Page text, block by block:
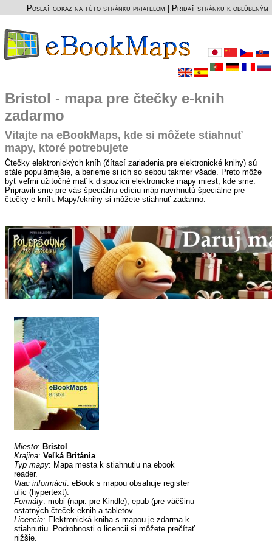
Poslať odkaz na túto stránku priateľom Pridať stránku k obľúbeným
Bristol - mapa pre čtečky e-knih
zadarmo
Vitajte na eBookMaps, kde si môžete stiahnuť
mapy, ktoré potrebujete
Čtečky elektronických kníh (čítací zariadenia pre elektronické knihy) sú
stále populárnejšie, a berieme si ich so sebou takmer všade. Preto môže
byť veľmi užitočné mať k dispozícii elektronické mapy miest, kde sme.
Pripravili sme pre vás špeciálnu edíciu máp navrhnutú špeciálne pre
čtečky e-kníh. Mapy/eknihy si môžete stiahnuť zadarmo.
Miesto: Bristol
Krajina:Veľká Británia
Typ mapy: Mapa mesta k stiahnutiu na ebook
reader.
Viac informácií: eBook s mapou obsahuje register
ulíc (hypertext).
Formáty: mobi (napr. pre Kindle), epub (pre väčšinu
ostatných čteček eknih a tabletov
Licencia: Elektronická kniha s mapou je zdarma k
stiahnutiu. Podrobnosti o licencii si môžete prečítať
nižšie.